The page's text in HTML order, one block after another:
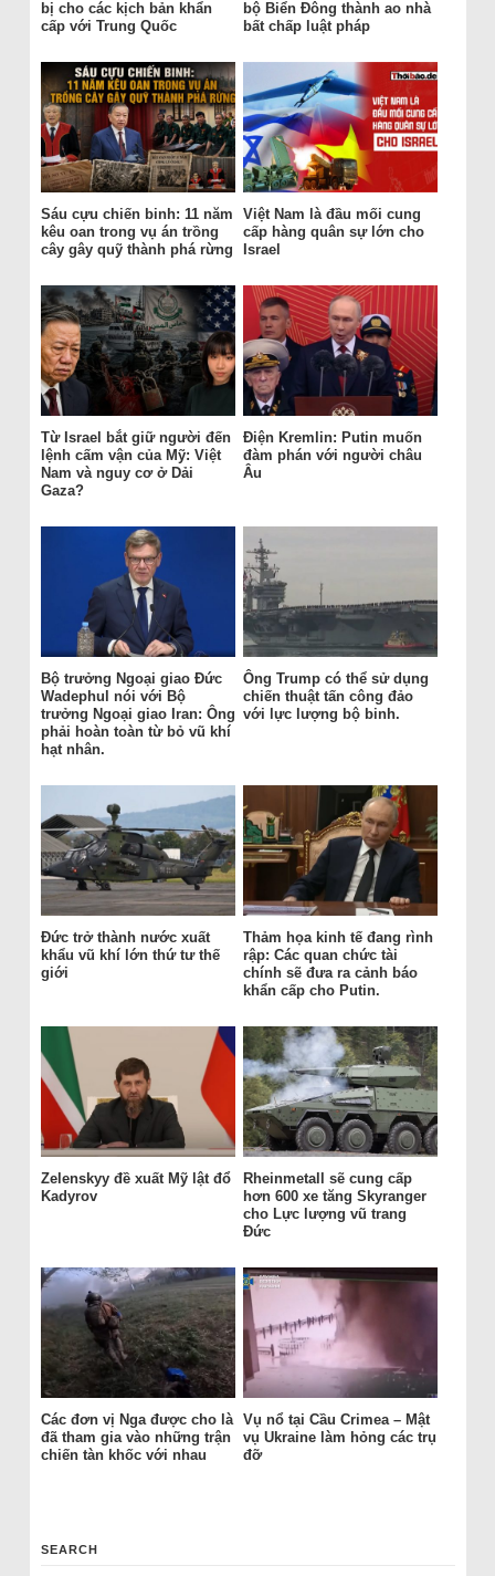
bị cho các kịch bản khẩn
cấp với Trung Quốc
bộ Biển Đông thành ao nhà
bất chấp luật pháp
Sáu cựu chiến binh: 11 năm
kêu oan trong vụ án trồng
cây gây quỹ thành phá rừng
Việt Nam là đầu mối cung
cấp hàng quân sự lớn cho
Israel
Từ Israel bắt giữ người đến
lệnh cấm vận của Mỹ: Việt
Nam và nguy cơ ở Dải
Gaza?
Điện Kremlin: Putin muốn
đàm phán với người châu
Âu
Bộ trưởng Ngoại giao Đức
Wadephul nói với Bộ
trưởng Ngoại giao Iran: Ông
phải hoàn toàn từ bỏ vũ khí
hạt nhân.
Ông Trump có thể sử dụng
chiến thuật tấn công đảo
với lực lượng bộ binh.
Đức trở thành nước xuất
khẩu vũ khí lớn thứ tư thế
giới
Thảm họa kinh tế đang rình
rập: Các quan chức tài
chính sẽ đưa ra cảnh báo
khẩn cấp cho Putin.
Zelenskyy đề xuất Mỹ lật đổ
Kadyrov
Rheinmetall sẽ cung cấp
hơn 600 xe tăng Skyranger
cho Lực lượng vũ trang
Đức
Các đơn vị Nga được cho là
đã tham gia vào những trận
chiến tàn khốc với nhau
Vụ nổ tại Cầu Crimea – Mật
vụ Ukraine làm hỏng các trụ
đỡ
SEARCH